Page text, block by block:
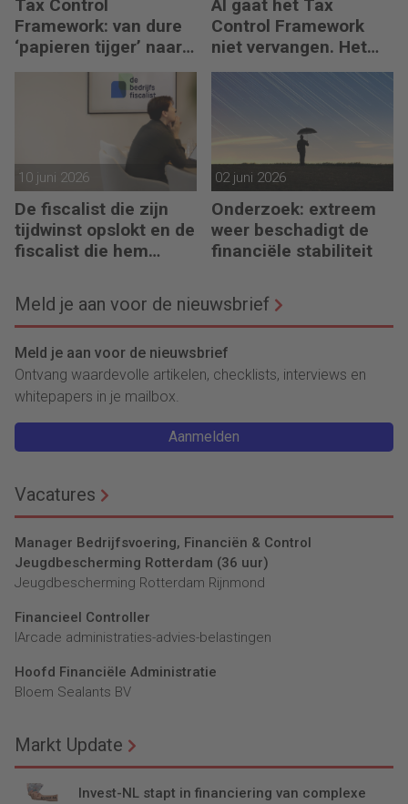
Tax Control
Framework: van dure
‘papieren tijger’ naar
digitaal stuurmiddel
AI gaat het Tax
Control Framework
niet vervangen. Het
maakt de fiscalist die
kan doorvragen alleen
10 juni 2026
De fiscalist die zijn
tijdwinst opslokt en de
fiscalist die hem
02 juni 2026
Onderzoek: extreem
weer beschadigt de
financiële stabiliteit
Meld je aan voor de nieuwsbrief
Meld je aan voor de nieuwsbrief
Ontvang waardevolle artikelen, checklists, interviews en
whitepapers in je mailbox.
Aanmelden
Vacatures
Manager Bedrijfsvoering, Financiën & Control
Jeugdbescherming Rotterdam (36 uur)
Jeugdbescherming Rotterdam Rijnmond
Financieel Controller
lArcade administraties-advies-belastingen
Hoofd Financiële Administratie
Bloem Sealants BV
Markt Update
Invest-NL stapt in financiering van complexe